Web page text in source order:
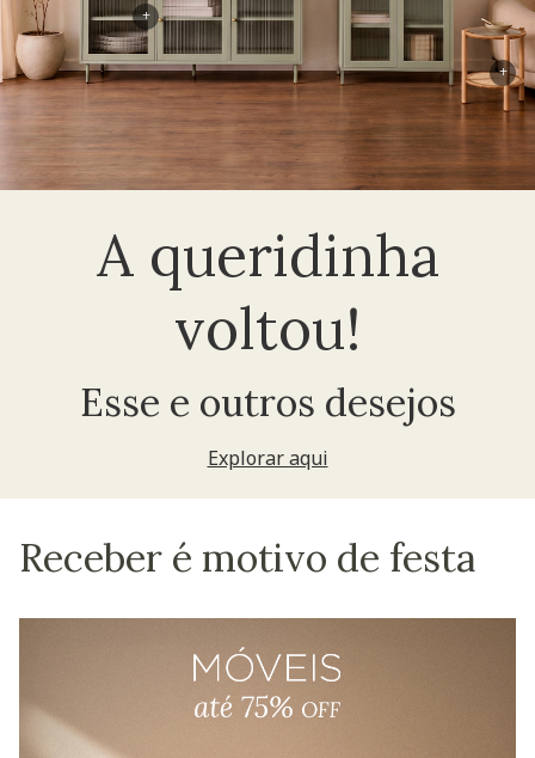
A queridinha
voltou!
Esse e outros desejos
Explorar aqui
+
+
Receber é motivo de festa